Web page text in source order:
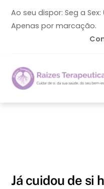
content
Ao seu dispor: Seg a Sex:
Apenas por marcação.
Já cuidou de si